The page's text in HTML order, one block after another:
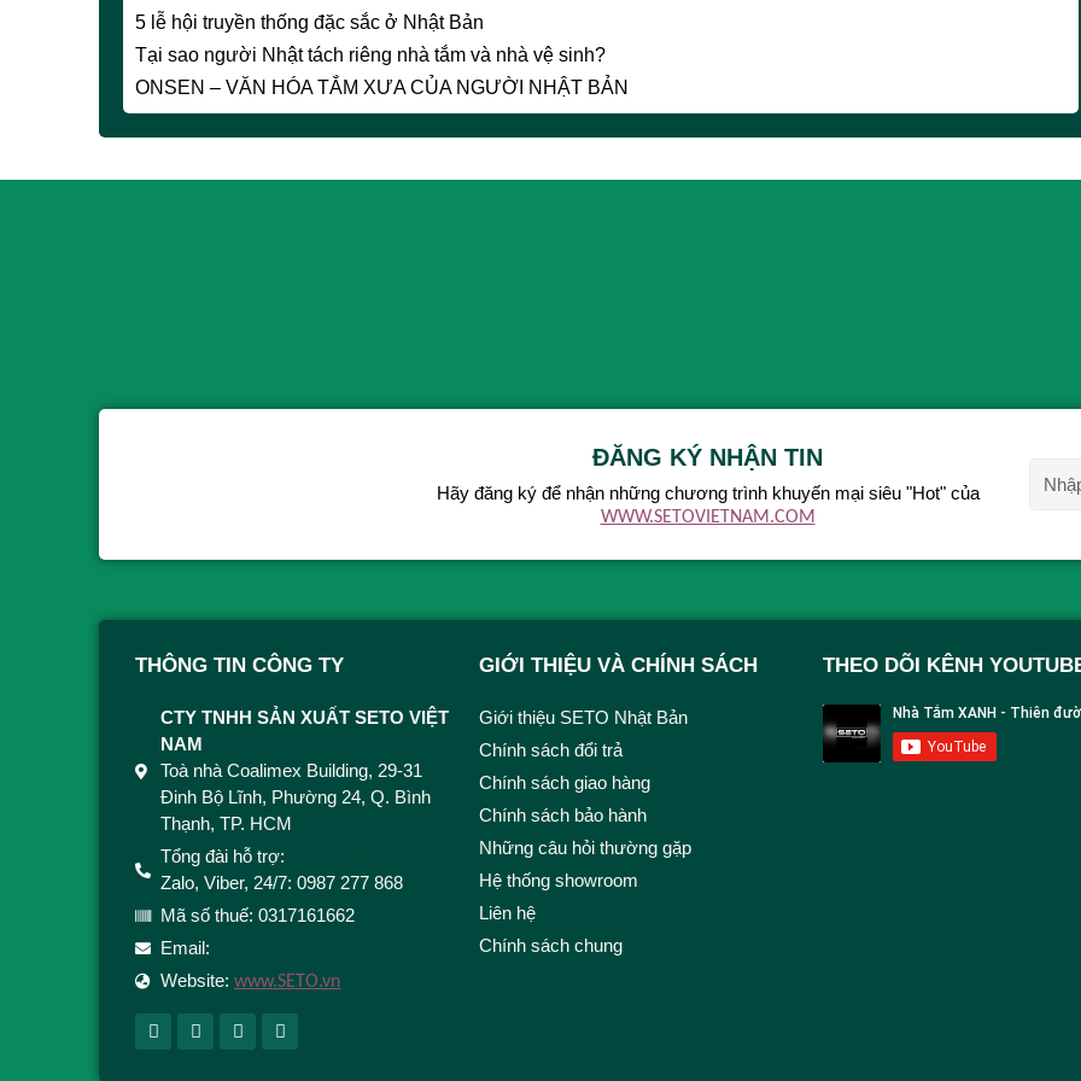
5 lễ hội truyền thống đặc sắc ở Nhật Bản
Tại sao người Nhật tách riêng nhà tắm và nhà vệ sinh?
ONSEN – VĂN HÓA TẮM XƯA CỦA NGƯỜI NHẬT BẢN
ĐĂNG KÝ NHẬN TIN
Hãy đăng ký để nhận những chương trình khuyến mại siêu "Hot" của
WWW.SETOVIETNAM.COM
THÔNG TIN CÔNG TY
CTY TNHH SẢN XUẤT SETO VIỆT
NAM
Toà nhà Coalimex Building, 29-31
Đinh Bộ Lĩnh, Phường 24, Q. Bình
Thạnh, TP. HCM
Tổng đài hỗ trợ:
Zalo, Viber, 24/7: 0987 277 868
Mã số thuế: 0317161662
Email:
Website:www.SETO.vn
GIỚI THIỆU VÀ CHÍNH SÁCH
Giới thiệu SETO Nhật Bản
Chính sách đổi trả
Chính sách giao hàng
Chính sách bảo hành
Những câu hỏi thường gặp
Hệ thống showroom
Liên hệ
Chính sách chung
THEO DÕI KÊNH